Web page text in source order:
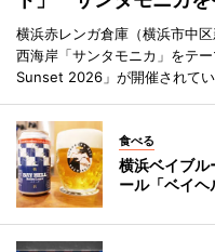
横浜赤レンガ倉庫（横浜市中
西海岸「サンタモニカ」をテ
Sunset 2026」が開催されてい
食べる
横浜ベイブ
ール「ベイヘ